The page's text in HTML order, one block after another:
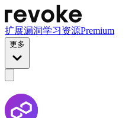
扩展漏洞学习资源Premium
更多